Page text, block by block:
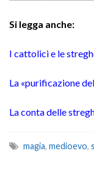
Si legga anche:
I cattolici e le
La «purificazione
La conta delle
magia, medioevo,